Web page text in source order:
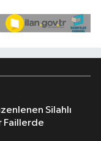
Faillerde